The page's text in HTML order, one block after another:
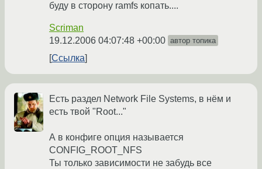
буду в сторону ramfs копать....
Scriman
19.12.2006 04:07:48 +00:00 автор топика
Ссылка
Есть раздел Network File Systems, в нём и
есть твой "Root..."
А в конфиге опция называется
CONFIG_ROOT_NFS
Ты только зависимости не забудь все